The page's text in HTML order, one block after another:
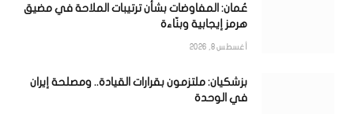
عُمان: المفاوضات بشأن ترتيبات الملاحة في مضيق
هرمز إيجابية وبنّاءة
أغسطس 8, 2026
بزشكيان: ملتزمون بقرارات القيادة.. ومصلحة إيران
في الوحدة